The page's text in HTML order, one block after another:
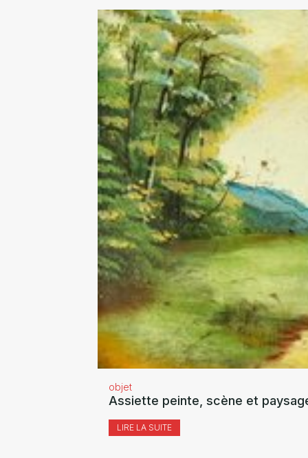
objet
Assiette peinte, scène et
LIRE LA SUITE